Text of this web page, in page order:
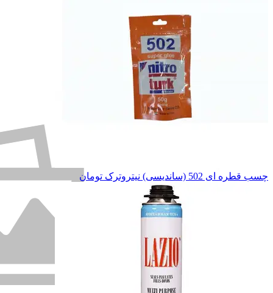
چسب قطره ای 502 (ساندیسی) نیتروترک تومان